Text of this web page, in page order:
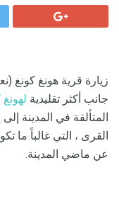
زيارة قرية هونغ كونغ
جانب أكثر تقليدية
المتألقة في المدينة
القرى ، التي غالباً ما
عن ماضي المدينة.